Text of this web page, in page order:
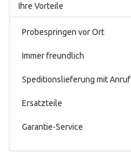
Ihre Vorteile
Probespringen vor Ort
Immer freundlich
Speditionslieferung mit Anruf
Ersatzteile
Garantie-Service